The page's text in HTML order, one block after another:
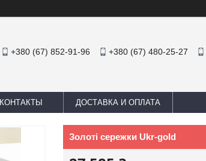
+380 (67) 852-91-96 +380 (67) 480-25-27
КОНТАКТЫ ДОСТАВКА И ОПЛАТА
Золоті сережки Ukr-gold